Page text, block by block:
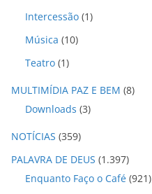
Intercessão (1)
Música (10)
Teatro (1)
MULTIMÍDIA PAZ E BEM (8)
Downloads (3)
NOTÍCIAS (359)
PALAVRA DE DEUS (1.397)
Enquanto Faço o Café (921)